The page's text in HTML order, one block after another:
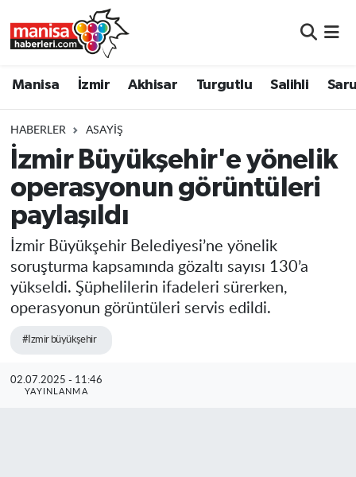
Manisa İzmir Akhisar Turgutlu Salihli
HABERLER ASAYIŞ
İzmir Büyükşehir'e yönelik
operasyonun görüntüleri
paylaşıldı
İzmir Büyükşehir Belediyesi’ne yönelik
soruşturma kapsamında gözaltı sayısı 130’a
yükseldi. Şüphelilerin ifadeleri sürerken,
operasyonun görüntüleri servis edildi.
#Izmir büyükşehir
02.07.2025 - 11:46
YAYINLANMA
Turgutlu
Salihli
Saruhanlı
Soma
Resmi İlanlar
Manisa Nöbetçi Eczaneler
Manisa Trafik Yoğunluk Haritası
Süper Lig Puan Durumu ve Fikstür
Tüm Manşetler
Son Dakika Haberleri
Haber Arşivi